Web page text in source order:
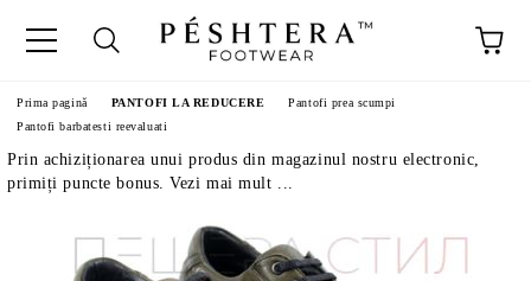
Prima pagină PANTOFI LA REDUCERE
Pantofi prea scumpi
Pantofi barbatesti reevaluati
Prin achiziționarea unui produs din magazinul nostru electronic,
primiți puncte bonus. Vezi mai mult ...